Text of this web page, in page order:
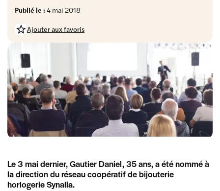
Publié le : 4 mai 2018
Ajouter aux favoris
Le 3 mai dernier, Gautier Daniel, 35 ans, a été nommé à
la direction du réseau coopératif de bijouterie
horlogerie Synalia.